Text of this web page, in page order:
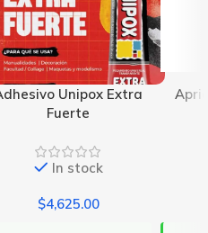
Unipox Extra
Fuerte
In stock
$4,625.00